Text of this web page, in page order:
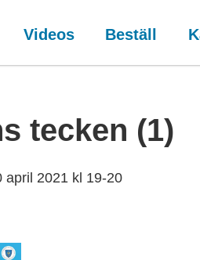
Videos Beställ
tecken (1)
april 2021 kl 19-20